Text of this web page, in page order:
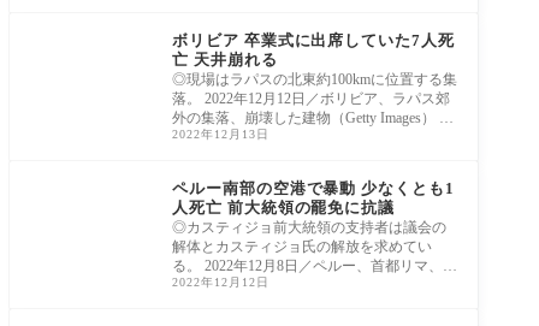
ボリビア 卒業式に出席していた7人死
亡 天井崩れる
◎現場はラパスの北東約100kmに位置する集
落。 2022年12月12日／ボリビア、ラパス郊
外の集落、崩壊した建物（Getty Images） ボ
リビア当局
2022年12月13日
ペルー南部の空港で暴動 少なくとも1
人死亡 前大統領の罷免に抗議
◎カスティジョ前大統領の支持者は議会の
解体とカスティジョ氏の解放を求めてい
る。 2022年12月8日／ペルー、首都リマ、カ
スティジ
2022年12月12日